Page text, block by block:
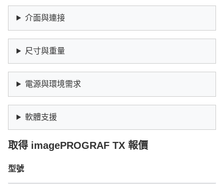
介面與連接
尺寸與重量
電源與環境需求
軟體支援
取得 imagePROGRAF TX 報價
型號